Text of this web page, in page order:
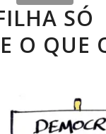
SÓ
O QUE